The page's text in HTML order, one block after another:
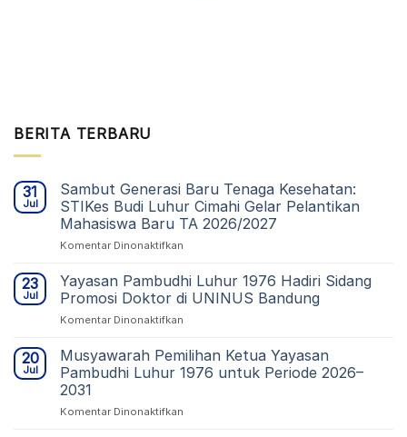
BERITA TERBARU
31
Jul
Sambut Generasi Baru Tenaga Kesehatan:
STIKes Budi Luhur Cimahi Gelar Pelantikan
Mahasiswa Baru TA 2026/2027
Komentar Dinonaktifkan
Generasi
Baru
Tenaga
Budi
Luhur
23
Jul
Yayasan Pambudhi Luhur 1976 Hadiri Sidang
Promosi Doktor di UNINUS Bandung
Komentar Dinonaktifkan
Pambudhi
Luhur
1976
20
Jul
Musyawarah Pemilihan Ketua Yayasan
Pambudhi Luhur 1976 untuk Periode 2026–
2031
Komentar Dinonaktifkan